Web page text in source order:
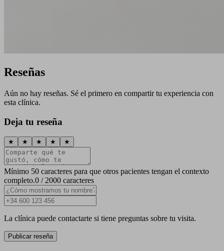
Reseñas
Aún no hay reseñas. Sé el primero en compartir tu experiencia con
esta clínica.
Deja tu reseña
★ ★ ★ ★ ★
Mínimo 50 caracteres para que otros pacientes tengan el contexto
completo.0 / 2000 caracteres
La clínica puede contactarte si tiene preguntas sobre tu visita.
Publicar reseña